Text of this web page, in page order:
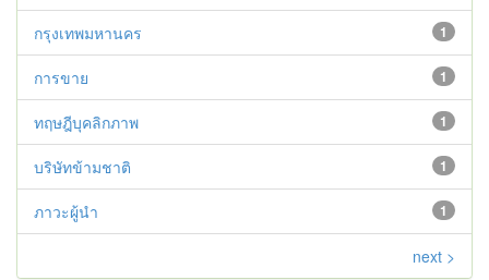
1
กรุงเทพมหานคร
1
การขาย
1
ทฤษฎีบุคลิกภาพ
1
บริษัทข้ามชาติ
1
ภาวะผู้นำ
next >